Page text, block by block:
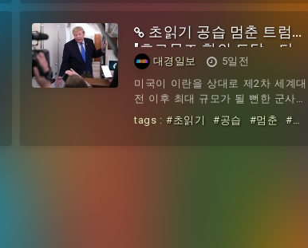
고 요청했다.팍스 원전의 발전량은
평소
송치했다고 3일 밝혔다. 소속 교직원
을 제대로 관리하지 않은 책임을 물
어 해당 어린이집 원장도 같은 혐의
로 함께 송치했다.A씨는 지난해 4월
부터 약 3개월 동안 원생 B군에게 강
제로 음식을 먹이는 한편, 뾰족한 침
으로 손과 다리를 찌르는 등 반복적
초읽기 공습 멈춘 트럼프
"호르무즈 합의 도달··· 다
음은 비핵화"
대경일보
5일전
미국이 이란을 상대로 제2차 세계대
전 이후 최대 규모가 될 뻔한 군사작
전을 실행 직전까지 준비했다가, 발
동을 코앞에 두고 전격 취소한 것으
tags : #초읽기 #공습 #멈춘
#트